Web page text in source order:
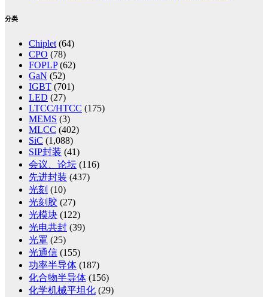
分类
Chiplet (64)
CPO (78)
FOPLP(62)
GaN (52)
IGBT (701)
LED (27)
LTCC/HTCC (175)
MEMS (3)
MLCC (402)
SiC (1,088)
SIP封装 (41)
会议、论坛 (116)
先进封装 (437)
光刻 (10)
光刻胶 (27)
光模块 (122)
光电共封 (39)
光罩 (25)
光通信 (155)
功率半导体 (187)
化合物半导体 (156)
化学机械平坦化 (29)